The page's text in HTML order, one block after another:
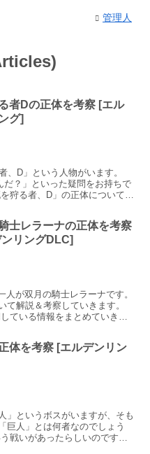
管理人
者Dの正体を考察 [エル
グ]
、D」という人物がいます。
だ？」といった疑問をお持ちで
狩る者、D」の正体について考
士レラーナの正体を考察
ンリングDLC]
が双月の騎士レラーナです。
て解説＆考察していきます。
ている情報をまとめていきま
体を考察 [エルデンリン
」というボスがいますが、そも
巨人」とは何者なのでしょう
戦いがあったらしいのです